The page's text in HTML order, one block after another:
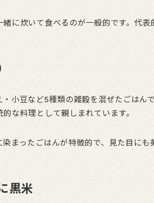
に炊いて食べるのが一般的です。代表
小豆など5種類の雑穀を混ぜたごはん
な料理として親しまれています。
まったごはんが特徴的で、見た目にも
黒米